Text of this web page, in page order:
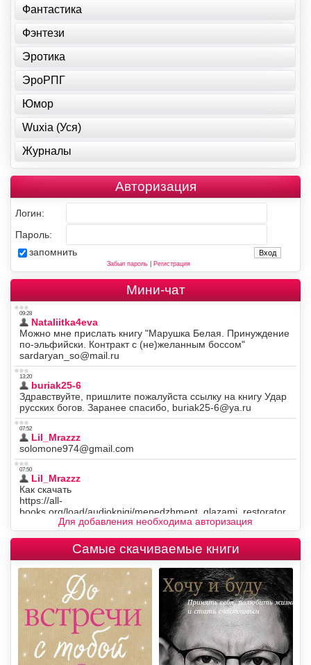
Фантастика
Фэнтези
Эротика
ЭроРПГ
Юмор
Wuxia (Уся)
Журналы
Авторизация
Логин:
Пароль:
запомнить
Забыл пароль| Регистрация
Мини-чат
Для добавления необходима авторизация
Самые скачиваемые книги